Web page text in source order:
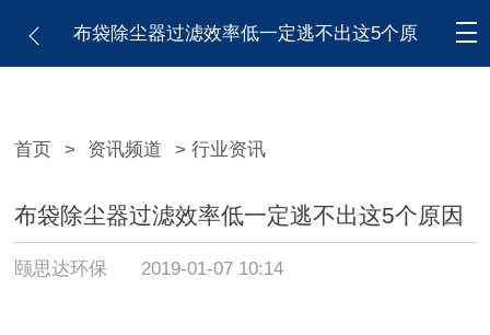
布袋除尘器过滤效率低一定逃不出这5个原
首页 > 资讯频道 > 行业资讯
布袋除尘器过滤效率低一定逃不出这5个原因
颐思达环保 2019-01-07 10:14